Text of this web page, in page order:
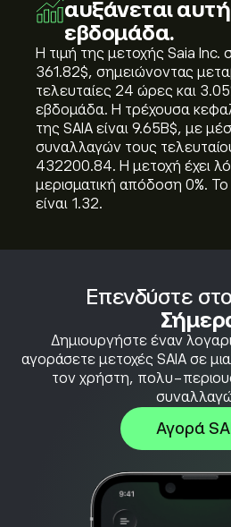
Επενδύστε
Δημιουργήστε έναν
αγοράσετε μετοχές SAIA σε
τον χρήστη, πολυ-
Αγορά
αυξάνεται
εβδομάδα.
Η τιμή της μετοχής Saia Inc.
361.82‎$‎, σημειώνοντας
τελευταίες 24 ώρες και
εβδομάδα. Η τρέχουσα
της SAIA είναι 9.65B‎$‎, με
συναλλαγών τους
432200.84. Η μετοχή έχει
μερισματική απόδοση 0%.
είναι 1.32.